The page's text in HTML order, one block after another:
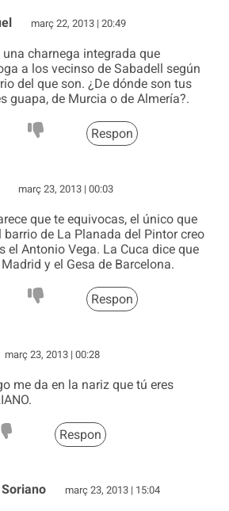
març 22, 2013 | 20:49
una charnega integrada que
a los vecinso de Sabadell según
del que son. ¿De dónde son tus
guapa, de Murcia o de Almería?.
Respon
març 23, 2013 | 00:03
que te equivocas, el único que
barrio de La Planada del Pintor creo
el Antonio Vega. La Cuca dice que
y el Gesa de Barcelona.
Respon
març 23, 2013 | 00:28
me da en la nariz que tú eres
Respon
març 23, 2013 | 15:04